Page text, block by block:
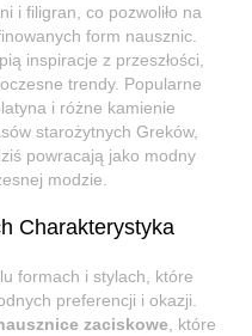
i filigran, co pozwoliło na
form nausznic.
inspiracje z przeszłości,
trendy. Popularne
i różne kamienie
starożytnych Greków,
powracają jako modny
modzie.
Charakterystyka
formach i stylach, które
preferencji i okazji.
zaciskowe , które